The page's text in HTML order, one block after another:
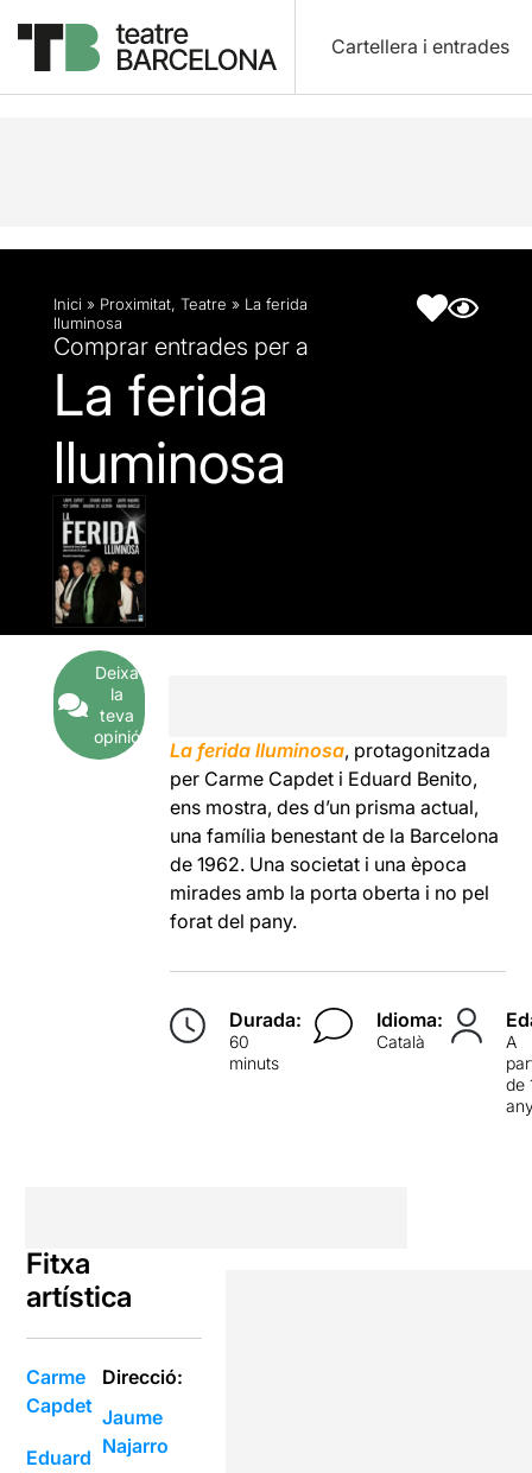
Cartellera i entrades
Descripció Fitxa artística
Inici » Proximitat, Teatre » La ferida
lluminosa
Comprar entrades per a
La ferida
lluminosa
Deixa
la
teva
opinió
La ferida lluminosa, protagonitzada
per Carme Capdet i Eduard Benito,
ens mostra, des d’un prisma actual,
una família benestant de la Barcelona
de 1962. Una societat i una època
mirades amb la porta oberta i no pel
forat del pany.
Durada:
60
minuts
Idioma:
Català
A
de
Fitxa
artística
Carme
Capdet
Eduard
Direcció:
Jaume
Najarro